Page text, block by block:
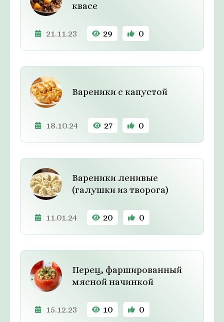
квасе
21.11.23 29 0
Вареники с капустой
18.10.24 27 0
Вареники ленивые
(галушки из творога)
11.01.24 20 0
Перец, фаршированный
мясной начинкой
15.12.23 10 0